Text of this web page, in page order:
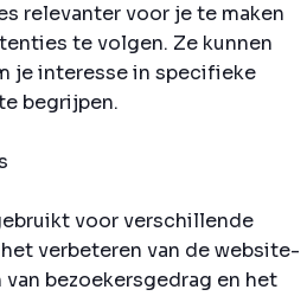
relevanter voor je te maken
te volgen. Ze kunnen
je interesse in specifieke
begrijpen.
voor verschillende
verbeteren van de website-
van bezoekersgedrag en het